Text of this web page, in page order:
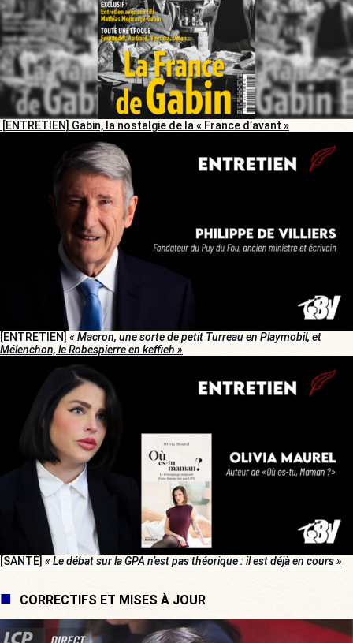
[ENTRETIEN] Gabin, la nostalgie de la « France d’avant »
[ENTRETIEN] « Macron, une sorte de petit Turreau en Playmobil, et
Mélenchon, le Robespierre en keffieh »
[SANTÉ] « Le débat sur la GPA n’est pas théorique : il est déjà en cours »
CORRECTIFS ET MISES À JOUR